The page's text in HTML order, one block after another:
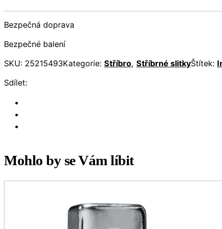
Bezpečná doprava
Bezpečné balení
SKU: 25215493Kategorie: Stříbro, Stříbrné slitkyŠtítek:
Sdílet:
Mohlo by se Vám líbit